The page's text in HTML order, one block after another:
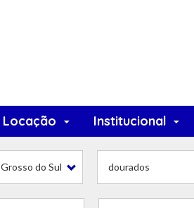
Locação Institucional
do Sul dourados